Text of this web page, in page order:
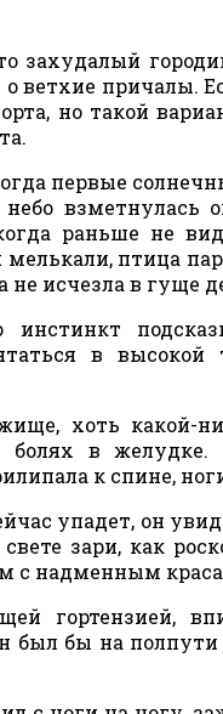
захудалый
ветхие причалы.
но такой
первые
взметнулась
раньше не
птица
не исчезла в гуще
инстинкт
в
хоть какой-
болях в
к спине,
упадет, он
зари, как
с надменным
гортензией,
был бы на